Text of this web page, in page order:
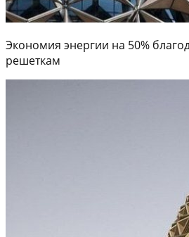
Экономия энергии на 50%
решеткам